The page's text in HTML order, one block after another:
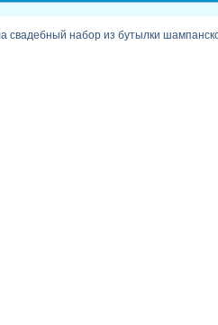
набор из бутылки